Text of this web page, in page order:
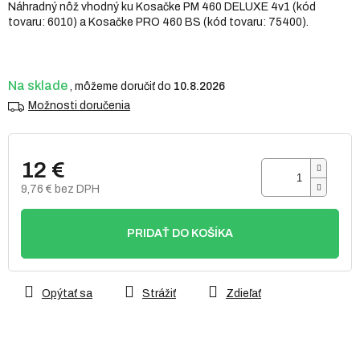
Na sklade
10.8.2026
Možnosti doručenia
12 €
9,76 € bez DPH
Jednotková
PRIDAŤ DO KOŠÍKA
Náhradný nôž vhodný ku Kosačke PM 460 DELUXE 4v1 (kód
tovaru: 6010) a Kosačke PRO 460 BS (kód tovaru: 75400).
Opýtať sa Strážiť Zdieľať
5
hviezdičiek.